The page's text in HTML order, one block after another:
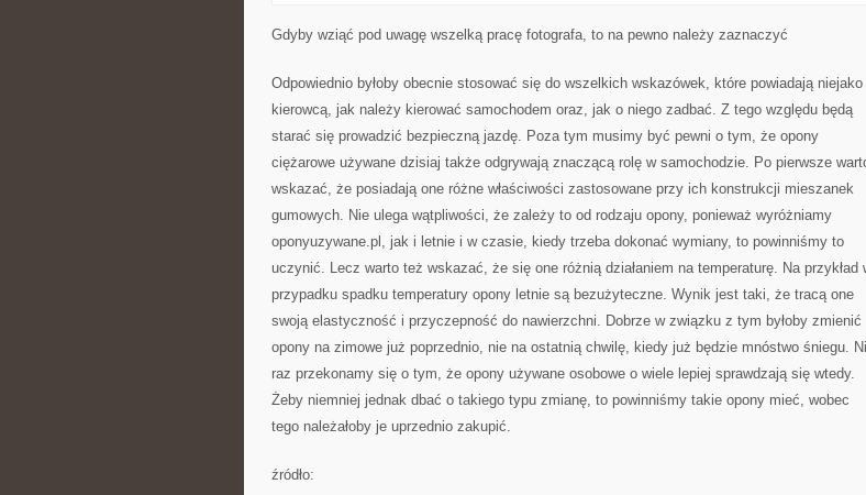
Gdyby wziąć pod uwagę wszelką pracę fotografa, to na pewno należy zaznaczyć
Odpowiednio byłoby obecnie stosować się do wszelkich wskazówek, które powiadają niejako
kierowcą, jak należy kierować samochodem oraz, jak o niego zadbać. Z tego względu będą
starać się prowadzić bezpieczną jazdę. Poza tym musimy być pewni o tym, że opony
ciężarowe używane dzisiaj także odgrywają znaczącą rolę w samochodzie. Po pierwsze
wskazać, że posiadają one różne właściwości zastosowane przy ich konstrukcji mieszanek
gumowych. Nie ulega wątpliwości, że zależy to od rodzaju opony, ponieważ wyróżniamy
oponyuzywane.pl, jak i letnie i w czasie, kiedy trzeba dokonać wymiany, to powinniśmy to
uczynić. Lecz warto też wskazać, że się one różnią działaniem na temperaturę. Na przykład
przypadku spadku temperatury opony letnie są bezużyteczne. Wynik jest taki, że tracą one
swoją elastyczność i przyczepność do nawierzchni. Dobrze w związku z tym byłoby zmienić
opony na zimowe już poprzednio, nie na ostatnią chwilę, kiedy już będzie mnóstwo śniegu.
raz przekonamy się o tym, że opony używane osobowe o wiele lepiej sprawdzają się wtedy.
Żeby niemniej jednak dbać o takiego typu zmianę, to powinniśmy takie opony mieć, wobec
tego należałoby je uprzednio zakupić.
źródło: